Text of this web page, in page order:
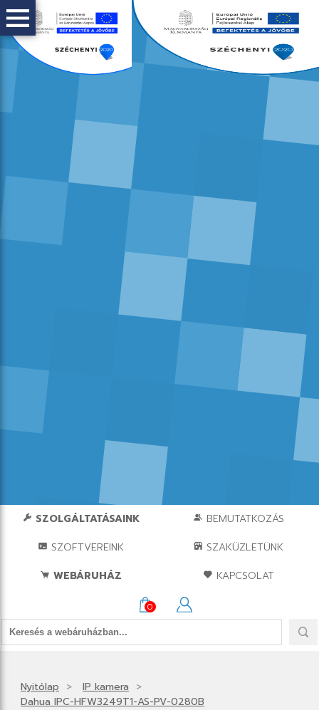
SZOLGÁLTATÁSAINK
BEMUTATKOZÁS
SZOFTVEREINK
SZAKÜZLETÜNK
WEBÁRUHÁZ
KAPCSOLAT
0
Nyitólap
IP kamera
Dahua IPC-HFW3249T1-AS-PV-0280B